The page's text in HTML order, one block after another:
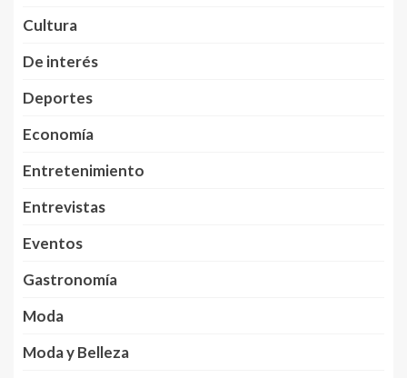
Cultura
De interés
Deportes
Economía
Entretenimiento
Entrevistas
Eventos
Gastronomía
Moda
Moda y Belleza